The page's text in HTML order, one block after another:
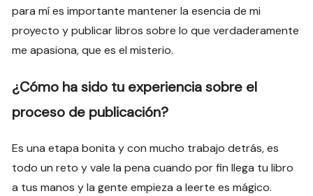
para mí es importante mantener la esencia de mi
proyecto y publicar libros sobre lo que verdaderamente
me apasiona, que es el misterio.
¿Cómo ha sido tu experiencia sobre el
proceso de publicación?
Es una etapa bonita y con mucho trabajo detrás, es
todo un reto y vale la pena cuando por fin llega tu libro
a tus manos y la gente empieza a leerte es mágico.